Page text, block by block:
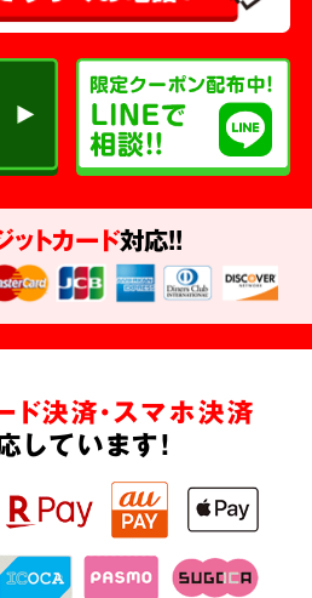
ットカード対応!!
ド決済・スマホ決済
しています!